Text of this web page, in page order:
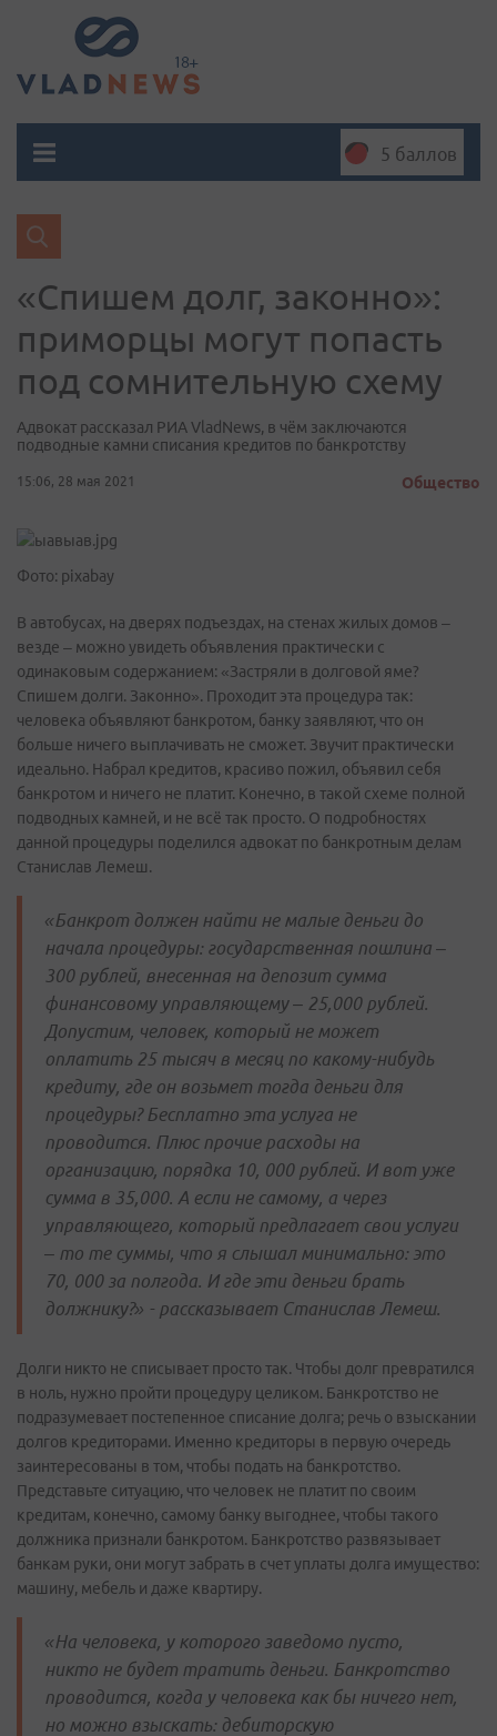
5 баллов
«Спишем долг, законно»:
приморцы могут попасть
под сомнительную схему
Адвокат рассказал РИА VladNews, в чём заключаются
подводные камни списания кредитов по банкротству
15:06, 28 мая 2021 Общество
Фото: pixabay
В автобусах, на дверях подъездах, на стенах жилых домов –
везде – можно увидеть объявления практически с
одинаковым содержанием: «Застряли в долговой яме?
Спишем долги. Законно». Проходит эта процедура так:
человека объявляют банкротом, банку заявляют, что он
больше ничего выплачивать не сможет. Звучит практически
идеально. Набрал кредитов, красиво пожил, объявил себя
банкротом и ничего не платит. Конечно, в такой схеме полной
подводных камней, и не всё так просто. О подробностях
данной процедуры поделился адвокат по банкротным делам
Станислав Лемеш.
«Банкрот должен найти не малые деньги до
начала процедуры: государственная пошлина –
300 рублей, внесенная на депозит сумма
финансовому управляющему – 25,000 рублей.
Допустим, человек, который не может
оплатить 25 тысяч в месяц по какому-нибудь
кредиту, где он возьмет тогда деньги для
процедуры? Бесплатно эта услуга не
проводится. Плюс прочие расходы на
организацию, порядка 10, 000 рублей. И вот уже
сумма в 35,000. А если не самому, а через
управляющего, который предлагает свои услуги
– то те суммы, что я слышал минимально: это
70, 000 за полгода. И где эти деньги брать
должнику?» - рассказывает Станислав Лемеш.
Долги никто не списывает просто так. Чтобы долг превратился
в ноль, нужно пройти процедуру целиком. Банкротство не
подразумевает постепенное списание долга; речь о взыскании
долгов кредиторами. Именно кредиторы в первую очередь
заинтересованы в том, чтобы подать на банкротство.
Представьте ситуацию, что человек не платит по своим
кредитам, конечно, самому банку выгоднее, чтобы такого
должника признали банкротом. Банкротство развязывает
банкам руки, они могут забрать в счет уплаты долга имущество:
машину, мебель и даже квартиру.
«На человека, у которого заведомо пусто,
никто не будет тратить деньги. Банкротство
проводится, когда у человека как бы ничего нет,
но можно взыскать: дебиторскую